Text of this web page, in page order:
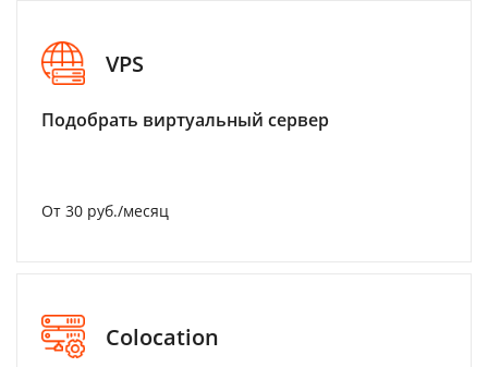
VPS
Подобрать виртуальный сервер
От 30 руб./месяц
Colocation